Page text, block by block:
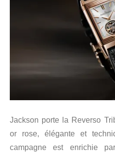
Jackson porte la Reverso
or rose, élégante et
campagne est enrichie